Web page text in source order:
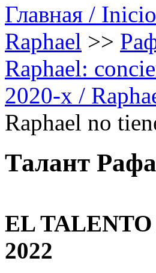
Главная / Inicio
Raphael >>
Raphael:
2020-х /
Raphael no
Талант
EL
2022